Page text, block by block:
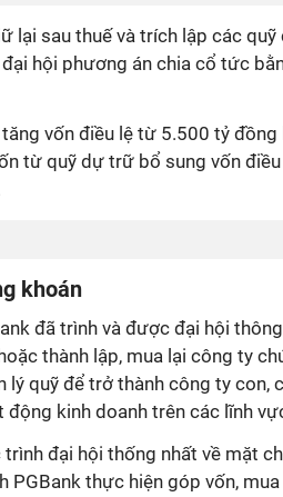
lại sau thuế và trích lập các quỹ
hội phương án chia cổ tức
vốn điều lệ từ 5.500 tỷ đồng
từ quỹ dự trữ bổ sung vốn điều
khoán
đã trình và được đại hội
thành lập, mua lại công ty
lý quỹ để trở thành công ty con,
động kinh doanh trên các lĩnh
trình đại hội thống nhất về mặt
PGBank thực hiện góp vốn,